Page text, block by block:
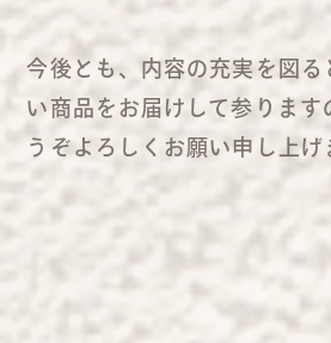
今後とも、内容の充実を図る
い商品をお届けして参ります
うぞよろしくお願い申し上げ